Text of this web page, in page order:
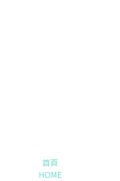
首頁
HOME